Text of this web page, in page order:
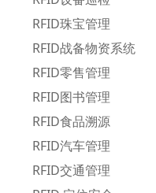
RFID珠宝管理
RFID战备物资系统
RFID零售管理
RFID图书管理
RFID食品溯源
RFID汽车管理
RFID交通管理